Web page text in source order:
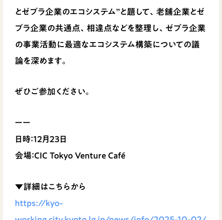
とゼブラ企業のエコシステム”と題して、老舗企業とゼ
ブラ企業の共通点、相違点などを整理し、ゼブラ企業
の事業活動に最適なエコシステム構築についての議
論を深めます。
ぜひご参加ください。
ーー
日時：12月23日
会場：CIC Tokyo Venture Café
▼詳細はこちらから
https://kyo-